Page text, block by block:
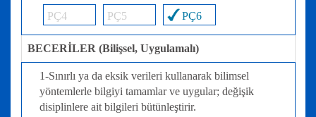
PÇ4 PÇ5 PÇ6
BECERİLER (Bilişsel, Uygulamalı)
1-Sınırlı ya da eksik verileri kullanarak bilimsel
yöntemlerle bilgiyi tamamlar ve uygular; değişik
disiplinlere ait bilgileri bütünleştirir.